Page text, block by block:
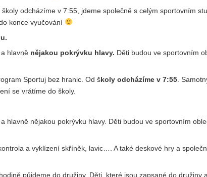
odcházíme v 7:55, jdeme společně s celým sportovním
konce vyučování
hlavně nějakou pokrývku hlavy. Děti budou ve sportovním
Sportuj bez hranic. Od školy odcházíme v 7:55 .
se vrátíme do školy.
hlavně nějakou pokrývku hlavy. Děti budou ve sportovním
a vyklízení skříněk, lavic…. A také deskové hry a
půjdeme do družiny. Děti, které jsou zapsané do družiny